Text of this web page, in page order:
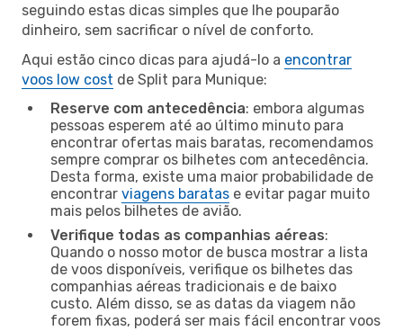
seguindo estas dicas simples que lhe pouparão
dinheiro, sem sacrificar o nível de conforto.
Aqui estão cinco dicas para ajudá-lo a encontrar
voos low cost de Split para Munique:
Reserve com antecedência: embora algumas
pessoas esperem até ao último minuto para
encontrar ofertas mais baratas, recomendamos
sempre comprar os bilhetes com antecedência.
Desta forma, existe uma maior probabilidade de
encontrar viagens baratas e evitar pagar muito
mais pelos bilhetes de avião.
Verifique todas as companhias aéreas:
Quando o nosso motor de busca mostrar a lista
de voos disponíveis, verifique os bilhetes das
companhias aéreas tradicionais e de baixo
custo. Além disso, se as datas da viagem não
forem fixas, poderá ser mais fácil encontrar voos